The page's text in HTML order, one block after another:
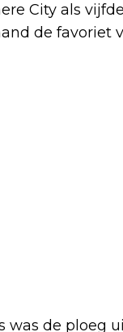
City als
de favoriet
was de ploeg